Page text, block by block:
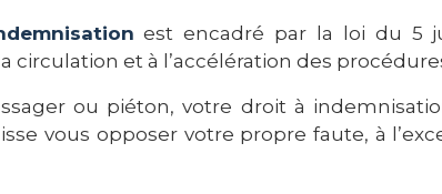
est encadré par la loi du 5
circulation et à l’accélération des
ou piéton, votre droit à
vous opposer votre propre faute, à